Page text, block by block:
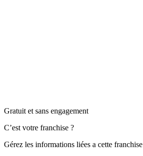
Gratuit et sans engagement
C’est votre franchise ?
Gérez les informations liées a cette franchise